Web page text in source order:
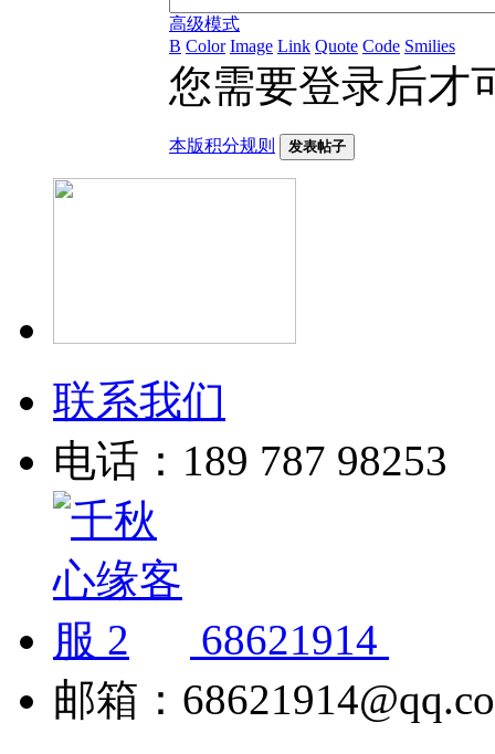
高级模式
B Color Image Link Quote Code Smilies
您需要登录后才
本版积分规则 发表帖子
联系我们
电话：189 787 98253
68621914
邮箱：